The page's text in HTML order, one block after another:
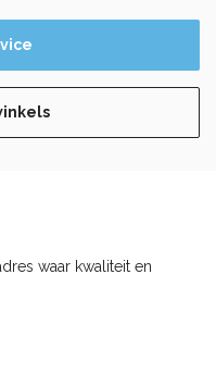
waar kwaliteit en